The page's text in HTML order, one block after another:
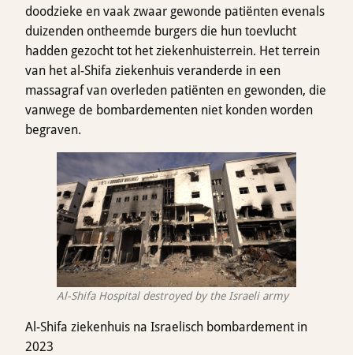
doodzieke en vaak zwaar gewonde patiënten evenals
duizenden ontheemde burgers die hun toevlucht
hadden gezocht tot het ziekenhuisterrein. Het terrein
van het al-Shifa ziekenhuis veranderde in een
massagraf van overleden patiënten en gewonden, die
vanwege de bombardementen niet konden worden
begraven.
Al-Shifa Hospital destroyed by the Israeli army
Al-Shifa ziekenhuis na Israelisch bombardement in
2023